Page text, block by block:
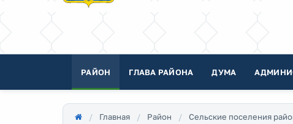
РАЙОН ГЛАВА РАЙОНА ДУМА
Главная Район Сельские поселения